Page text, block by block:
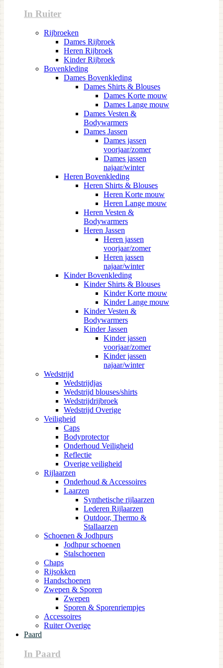
In Ruiter
Rijbroeken
Dames Rijbroek
Heren Rijbroek
Kinder Rijbroek
Bovenkleding
Dames Bovenkleding
Dames Shirts & Blouses
Dames Korte mouw
Dames Lange mouw
Dames Vesten &
Bodywarmers
Dames Jassen
Dames jassen
voorjaar/zomer
Dames jassen
najaar/winter
Heren Bovenkleding
Heren Shirts & Blouses
Heren Korte mouw
Heren Lange mouw
Heren Vesten &
Bodywarmers
Heren Jassen
Heren jassen
voorjaar/zomer
Heren jassen
najaar/winter
Kinder Bovenkleding
Kinder Shirts & Blouses
Kinder Korte mouw
Kinder Lange mouw
Kinder Vesten &
Bodywarmers
Kinder Jassen
Kinder jassen
voorjaar/zomer
Kinder jassen
najaar/winter
Wedstrijd
Wedstrijdjas
Wedstrijd blouses/shirts
Wedstrijdrijbroek
Wedstrijd Overige
Veiligheid
Caps
Bodyprotector
Onderhoud Veiligheid
Reflectie
Overige veiligheid
Rijlaarzen
Onderhoud & Accessoires
Laarzen
Synthetische rijlaarzen
Lederen Rijlaarzen
Outdoor, Thermo &
Stallaarzen
Schoenen & Jodhpurs
Jodhpur schoenen
Stalschoenen
Chaps
Rijsokken
Handschoenen
Zwepen & Sporen
Zwepen
Sporen & Sporenriempjes
Accessoires
Ruiter Overige
Paard
In Paard